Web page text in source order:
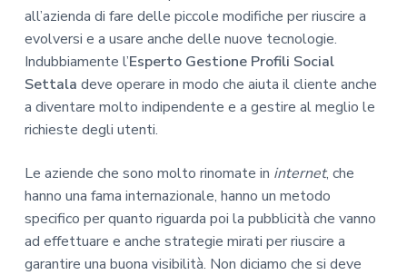
all’azienda di fare delle piccole modifiche per riuscire a
evolversi e a usare anche delle nuove tecnologie.
Indubbiamente l’Esperto Gestione Profili Social
Settala deve operare in modo che aiuta il cliente anche
a diventare molto indipendente e a gestire al meglio le
richieste degli utenti.
Le aziende che sono molto rinomate in internet, che
hanno una fama internazionale, hanno un metodo
specifico per quanto riguarda poi la pubblicità che vanno
ad effettuare e anche strategie mirati per riuscire a
garantire una buona visibilità. Non diciamo che si deve